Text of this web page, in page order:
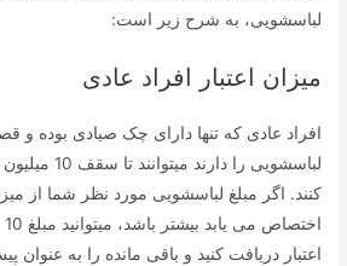
لباسشویی، به شرح زیر است:
میزان اعتبار افراد عادی
افراد عادی که تنها دارای چک صیادی بوده و
لباسشویی را
کنند. اگر مبلغ لباسشویی مورد نظر شما از
اعتبار دریافت کنید و باقی مانده را به عنوان